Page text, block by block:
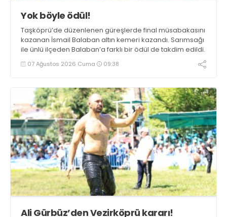
Yok böyle ödül!
Taşköprü’de düzenlenen güreşlerde final müsabakasını
kazanan İsmail Balaban altın kemeri kazandı. Sarımsağı
ile ünlü ilçeden Balaban’a farklı bir ödül de takdim edildi.
07 Ağustos 2026 Cuma 09:38
Ali Gürbüz’den Vezirköprü kararı!